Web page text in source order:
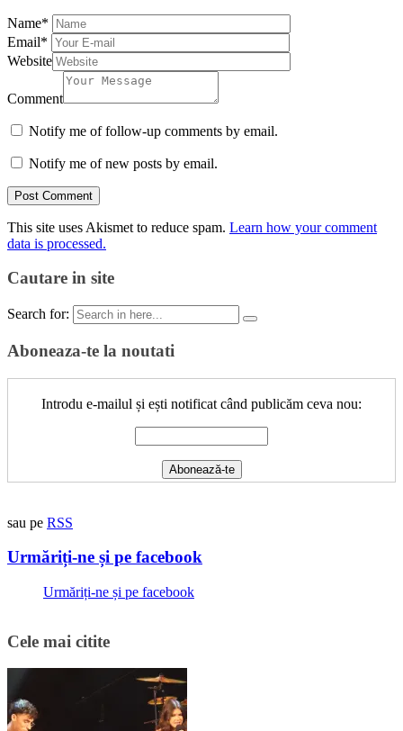
Name*
Email*
Website
Comment
Notify me of follow-up comments by email.
Notify me of new posts by email.
This site uses Akismet to reduce spam. Learn how your comment
data is processed.
Cautare in site
Search for:
Aboneaza-te la noutati
Introdu e-mailul și ești notificat când publicăm ceva nou:
sau pe RSS
Urmăriți-ne și pe facebook
Urmăriți-ne și pe facebook
Cele mai citite